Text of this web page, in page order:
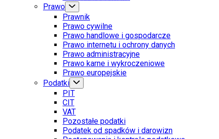
Prawo
Prawnik
Prawo cywilne
Prawo handlowe i gospodarcze
Prawo internetu i ochrony danych
Prawo administracyjne
Prawo karne i wykroczeniowe
Prawo europejskie
Podatki
PIT
CIT
VAT
Pozostałe podatki
Podatek od spadków i darowizn